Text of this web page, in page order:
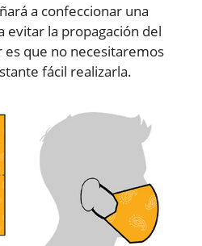
a confeccionar una
evitar la propagación del
que no necesitaremos
fácil realizarla.